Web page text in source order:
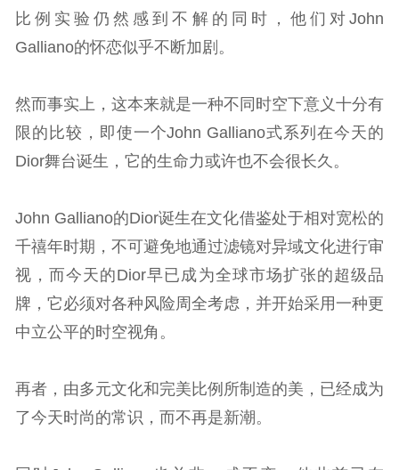
比例实验仍然感到不解的同时，他们对John
Galliano的怀恋似乎不断加剧。
然而事实上，这本来就是一种不同时空下意义十分有
限的比较，即使一个John Galliano式系列在今天的
Dior舞台诞生，它的生命力或许也不会很长久。
John Galliano的Dior诞生在文化借鉴处于相对宽松的
千禧年时期，不可避免地通过滤镜对异域文化进行审
视，而今天的Dior早已成为全球市场扩张的超级品
牌，它必须对各种风险周全考虑，并开始采用一种更
中立公平的时空视角。
再者，由多元文化和完美比例所制造的美，已经成为
了今天时尚的常识，而不再是新潮。